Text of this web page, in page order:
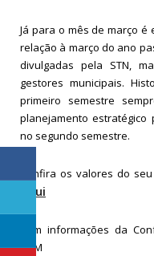
Já para o mês de março é
relação à março do ano
divulgadas pela STN,
gestores municipais.
primeiro semestre
planejamento
no segundo semestre.
Confira os valores do
aqui
Com informações da
CNM